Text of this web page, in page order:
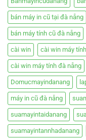
bán máy in cũ tại đà nẵng
bán máy tính cũ đà nẵng
cài win cài win máy tính
cài win máy tính đà nẵng
Domucmayindanang
máy in cũ đà nẵng
suamayintaidanang
suamayintannhadanang